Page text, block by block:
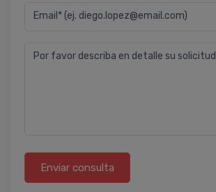
Email* (ej. diego.lopez@email.com)
Por favor describa en detalle su solicitud
Enviar consulta